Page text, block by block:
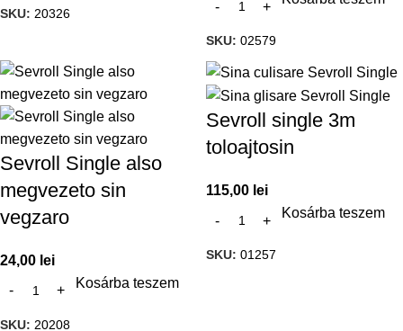
SKU: 20326
SKU: 02579
Sevroll Single also
megvezeto sin
vegzaro
24,00 lei
Kosárba teszem
SKU: 20208
Sevroll single 3m
toloajtosin
115,00 lei
Kosárba teszem
SKU: 01257